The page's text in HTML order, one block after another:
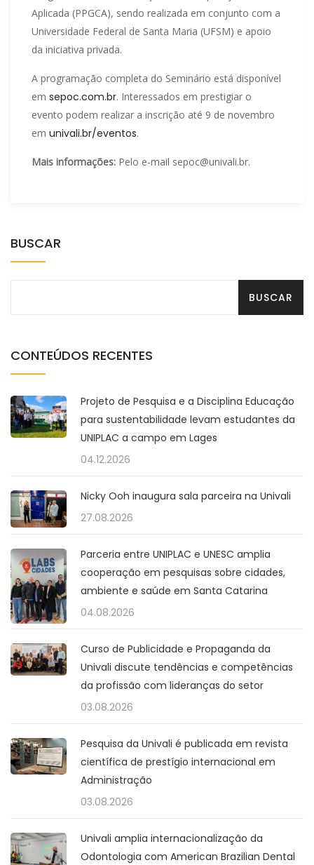
Aplicada (PPGCA), sendo realizada em conjunto com a
Universidade Federal de Santa Maria (UFSM) e apoio
da iniciativa privada.
A programação completa do Seminário está disponível
em sepoc.com.br. Interessados em prestigiar o
evento podem realizar a inscrição até 9 de novembro
em univali.br/eventos.
Mais informações: Pelo e-mail sepoc@univali.br.
BUSCAR
CONTEÚDOS RECENTES
Projeto de Pesquisa e a Disciplina Educação
para sustentabilidade levam estudantes da
UNIPLAC a campo em Lages
04.12.2026
Nicky Ooh inaugura sala parceira na Univali
27.08.2026
Parceria entre UNIPLAC e UNESC amplia
cooperação em pesquisas sobre cidades,
ambiente e saúde em Santa Catarina
04.08.2026
Curso de Publicidade e Propaganda da
Univali discute tendências e competências
da profissão com lideranças do setor
03.08.2026
Pesquisa da Univali é publicada em revista
científica de prestígio internacional em
Administração
03.08.2026
Univali amplia internacionalização da
Odontologia com American Brazilian Dental